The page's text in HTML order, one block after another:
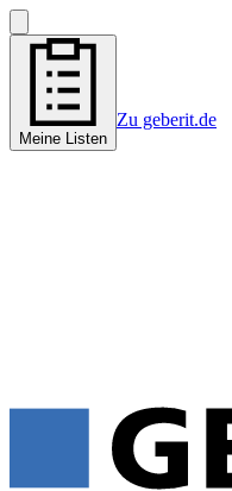
Meine Listen
Zu geberit.de